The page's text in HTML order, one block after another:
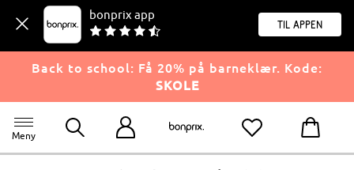
bonprix app
til appen
Back to school: Få 20% på barneklær. Kode:
SKOLE
Meny